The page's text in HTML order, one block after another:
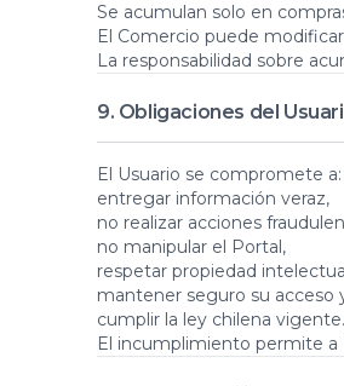
Se acumulan solo en
El Comercio puede
La responsabilidad sobre
9. Obligaciones del
El Usuario se compromete a:
entregar información veraz,
no realizar acciones
no manipular el Portal,
respetar propiedad
mantener seguro su acceso
cumplir la ley chilena vigente.
El incumplimiento permite a